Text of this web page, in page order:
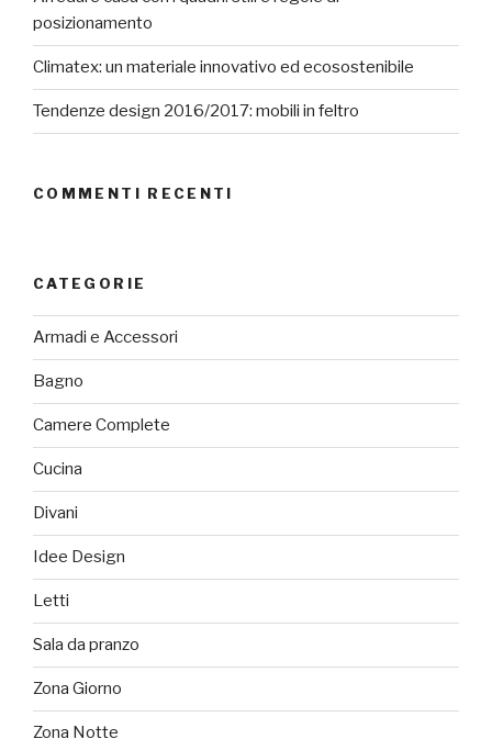
posizionamento
Climatex: un materiale innovativo ed ecosostenibile
Tendenze design 2016/2017: mobili in feltro
COMMENTI RECENTI
CATEGORIE
Armadi e Accessori
Bagno
Camere Complete
Cucina
Divani
Idee Design
Letti
Sala da pranzo
Zona Giorno
Zona Notte